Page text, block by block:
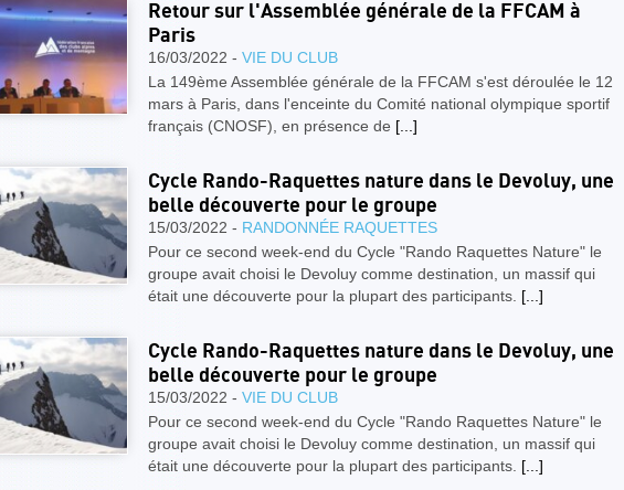
Retour sur l'Assemblée générale de la FFCAM à
Paris
16/03/2022 - VIE DU CLUB
La 149ème Assemblée générale de la FFCAM s'est déroulée le 12
mars à Paris, dans l'enceinte du Comité national olympique sportif
français (CNOSF), en présence de [...]
Cycle Rando-Raquettes nature dans le Devoluy, une
belle découverte pour le groupe
15/03/2022 - RANDONNÉE RAQUETTES
Pour ce second week-end du Cycle "Rando Raquettes Nature" le
groupe avait choisi le Devoluy comme destination, un massif qui
était une découverte pour la plupart des participants. [...]
Cycle Rando-Raquettes nature dans le Devoluy, une
belle découverte pour le groupe
15/03/2022 - VIE DU CLUB
Pour ce second week-end du Cycle "Rando Raquettes Nature" le
groupe avait choisi le Devoluy comme destination, un massif qui
était une découverte pour la plupart des participants. [...]